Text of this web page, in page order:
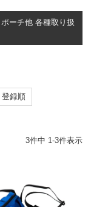
ーチ他 各種取り扱
登録順
3件中 1-3件表示